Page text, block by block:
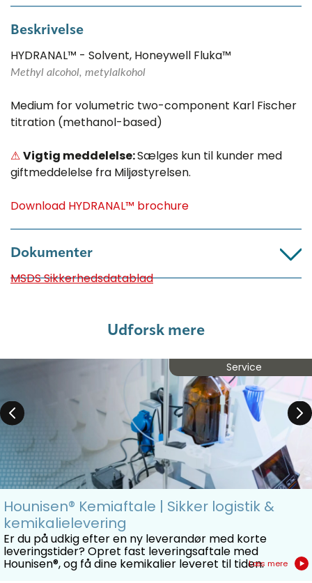
Beskrivelse
HYDRANAL™ - Solvent, Honeywell Fluka™
Methyl alcohol, metylalkohol
Medium for volumetric two-component Karl Fischer
titration (methanol-based)
⚠Vigtig meddelelse:Sælges kun til kunder med
giftmeddelelse fra Miljøstyrelsen.
Download HYDRANAL™ brochure
Dokumenter
MSDS Sikkerhedsdatablad
Udforsk mere
Service
Hounisen® Kemiaftale | Sikker logistik &
kemikalielevering
Er du på udkig efter en ny leverandør med korte
leveringstider? Opret fast leveringsaftale med
Hounisen®, og få dine kemikalier leveret til tiden.Læs mere